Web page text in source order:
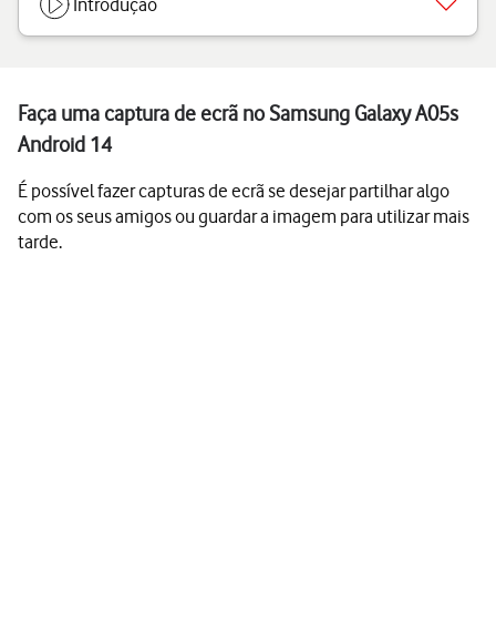
Introdução
Faça uma captura de ecrã no Samsung Galaxy A05s
Android 14
É possível fazer capturas de ecrã se desejar partilhar algo
com os seus amigos ou guardar a imagem para utilizar mais
tarde.